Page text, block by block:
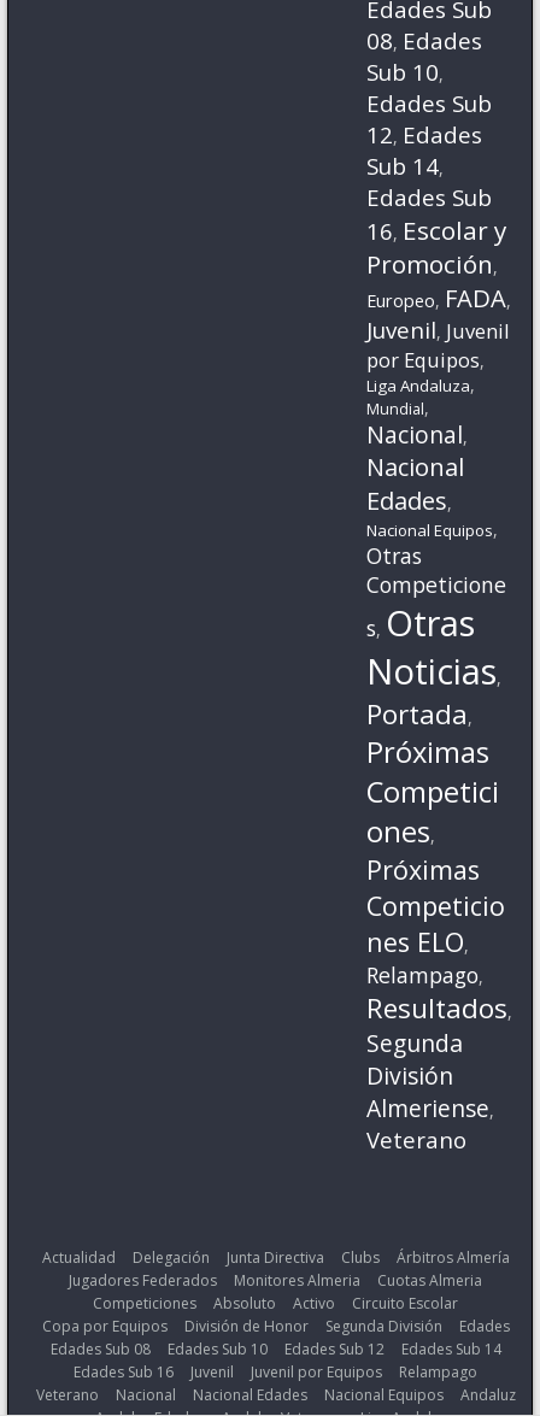
Edades Sub
08, Edades
Sub 10,
Edades Sub
12, Edades
Sub 14,
Edades Sub
16, Escolar y
Promoción,
Europeo, FADA,
Juvenil, Juvenil
por Equipos,
Liga Andaluza,
Mundial,
Nacional,
Nacional
Edades,
Nacional Equipos,
Otras
Competicione
s, Otras
Noticias,
Portada,
Próximas
Competici
ones,
Próximas
Competicio
nes ELO,
Relampago,
Resultados,
Segunda
División
Almeriense,
Veterano
Actualidad Delegación Junta Directiva Clubs
Árbitros Almería
Jugadores Federados
Monitores Almeria
Cuotas Almeria
Competiciones
Absoluto Activo
Circuito Escolar
Copa por Equipos
División de Honor Segunda División
Edades
Edades Sub 08
Edades Sub 10 Edades Sub 12
Edades Sub 14
Edades Sub 16
Juvenil Juvenil por Equipos
Relampago
Veterano
Nacional Nacional Edades Nacional Equipos
Andaluz
Andaluz Edades
Andaluz Veterano Liga Andaluza